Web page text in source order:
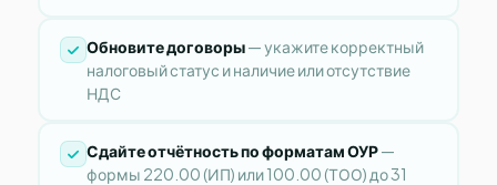
Обновите договоры— укажите корректный
налоговый статус и наличие или отсутствие
НДС
Сдайте отчётность по форматам ОУР—
формы 220.00 (ИП) или 100.00 (ТОО) до 31